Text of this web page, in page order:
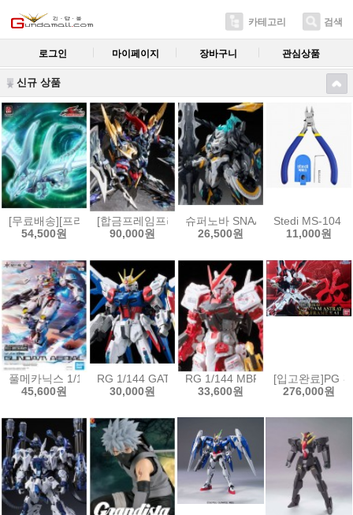
카테고리 검색
로그인 마이페이지 장바구니 관심상품
신규 상품
[무료배송][프라모델]곡인동만 유희왕 5D’s 슈팅 스타 드래곤 프라모
54,500원
[합금프레임프라모델]모터뉴클리어 MNP-XH16A 삼
90,000원
슈퍼노바 SNAA 원탁기사단 베디
26,500원
Stedi MS-104
11,000원
풀메카닉스 1/100 건담 에어리얼[4573102650900]
45,600원
RG 1/144 GAT-X105B/FP 빌드스트라이크 건담 풀
30,000원
RG 1/144 MBF-P02 건담 아스트
33,600원
[입고완료]PG
276,000원